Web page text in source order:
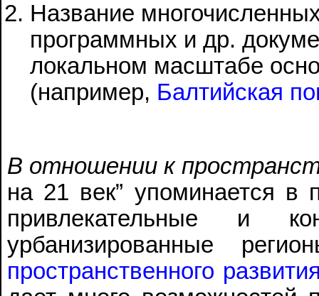
Название
программных и др.
локальном масштабе
(например, Балтийская
В отношении к
на 21 век” упоминается в
привлекательные и
урбанизированные
пространственного